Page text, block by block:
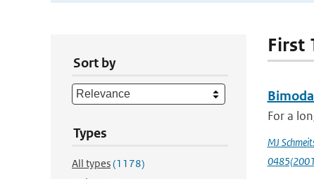
Sort by
Types
All types(1178)
First
For a
MJ